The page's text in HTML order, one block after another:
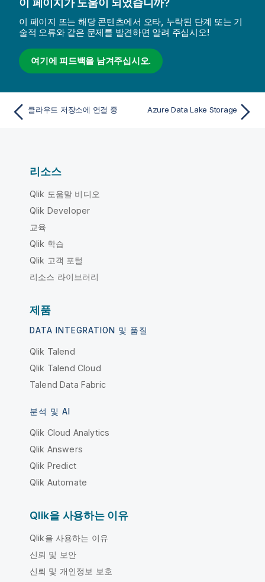
이 페이지가 도움이 되었습니까?
이 페이지 또는 해당 콘텐츠에서 오타, 누락된 단계 또는 기
술적 오류와 같은 문제를 발견하면 알려 주십시오!
여기에 피드백을 남겨주십시오.
클라우드 저장소에 연결 중 Azure Data Lake Storage
리소스
Qlik 도움말 비디오
Qlik Developer
교육
Qlik 학습
Qlik 고객 포털
리소스 라이브러리
제품
DATA INTEGRATION 및 품질
Qlik Talend
Qlik Talend Cloud
Talend Data Fabric
분석 및 AI
Qlik Cloud Analytics
Qlik Answers
Qlik Predict
Qlik Automate
Qlik을 사용하는 이유
Qlik을 사용하는 이유
신뢰 및 보안
신뢰 및 개인정보 보호